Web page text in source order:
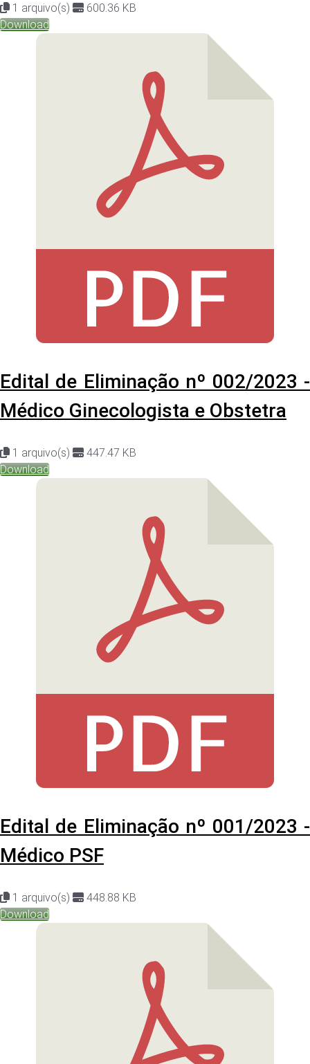
1 arquivo(s)
600.36 KB
Download
Edital de Eliminação nº 002/2023 -
Médico Ginecologista e Obstetra
1 arquivo(s)
447.47 KB
Download
Edital de Eliminação nº 001/2023 -
Médico PSF
1 arquivo(s)
448.88 KB
Download